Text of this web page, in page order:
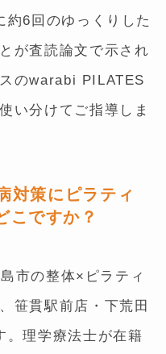
約6回のゆっくりした
が査読論文で示され
のwarabi PILATES
い分けてご指導しま
対策にピラティ
こですか？
市の整体×ピラティ
笹貫駅前店・下荒田
。理学療法士が在籍